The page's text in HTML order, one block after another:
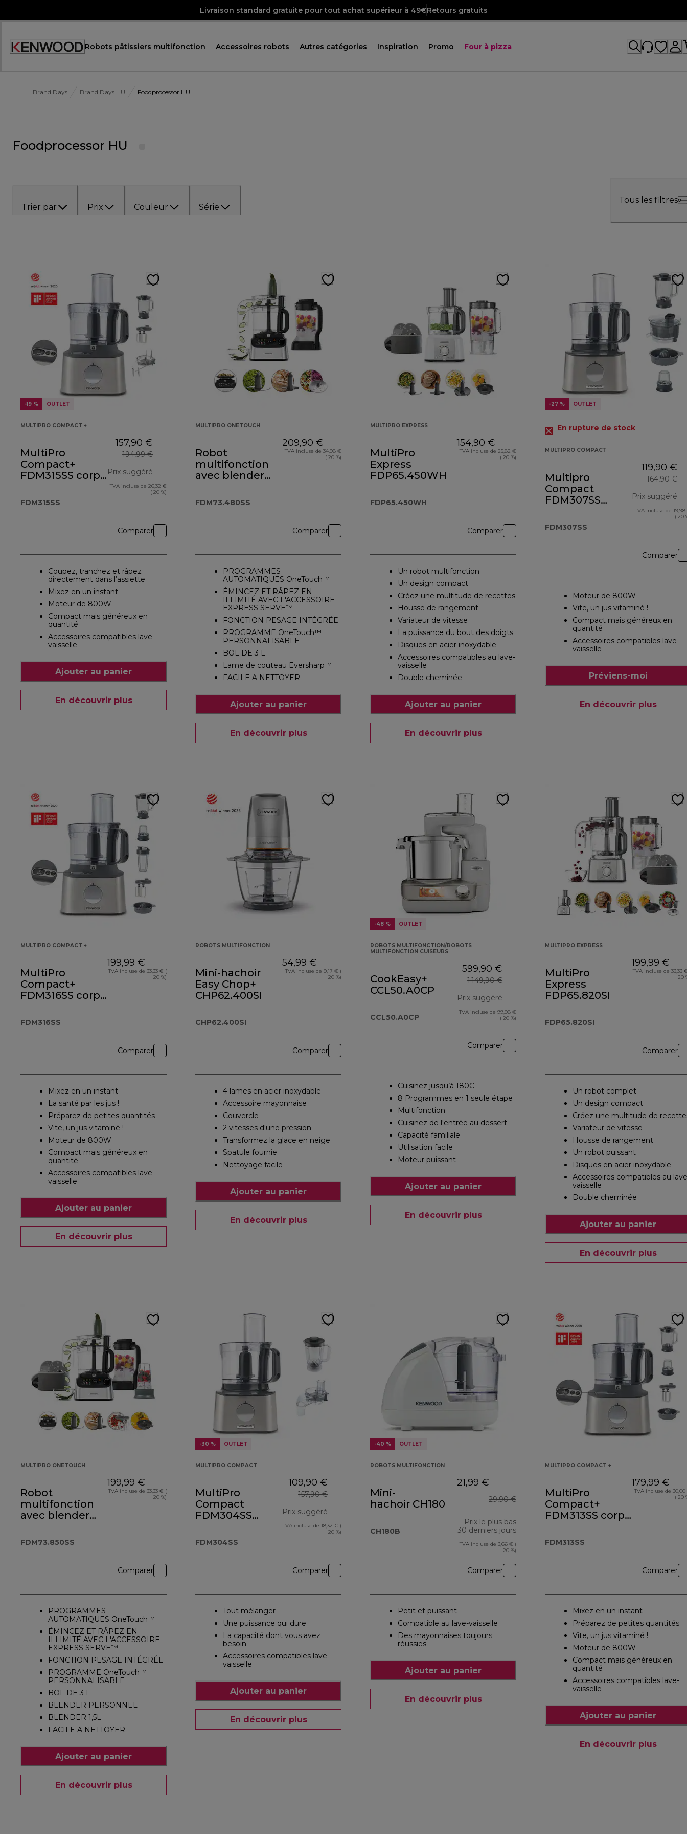
Livraison standard gratuite pour tout achat supérieur à 49€Retours gratuits
Robots pâtissiers multifonction Accessoires robots Autres catégories Inspiration Promo Four à pizza
Brand Days Brand Days HU Foodprocessor HU
Foodprocessor HU
Trier par Prix Couleur Série
Tous les filtres
-19 % OUTLET
MULTIPRO COMPACT +
MultiPro
Compact+
FDM315SS corps
FDM315SS
157,90 €
194,99 €
Prix suggéré
prix original 194,99 €
TVA incluse de 26,32 €
( 20 %)
Comparer
Coupez, tranchez et râpez
directement dans l’assiette
Mixez en un instant
Moteur de 800W
Compact mais généreux en
quantité
Accessoires compatibles lave-
vaisselle
Ajouter au panier
En découvrir plus
MULTIPRO ONETOUCH
Robot
multifonction
avec blender
OneTouch
FDM73.480SS
FDM73.480SS
209,90 €
TVA incluse de 34,98 €
( 20 %)
Comparer
PROGRAMMES
AUTOMATIQUES OneTouch™
ÉMINCEZ ET RÂPEZ EN
ILLIMITÉ AVEC L'ACCESSOIRE
EXPRESS SERVE™
FONCTION PESAGE INTÉGRÉE
PROGRAMME OneTouch™
PERSONNALISABLE
BOL DE 3 L
Lame de couteau Eversharp™
FACILE A NETTOYER
Ajouter au panier
En découvrir plus
MULTIPRO EXPRESS
MultiPro
Express
FDP65.450WH
FDP65.450WH
154,90 €
TVA incluse de 25,82 €
( 20 %)
Comparer
Un robot multifonction
Un design compact
Créez une multitude de recettes
Housse de rangement
Variateur de vitesse
La puissance du bout des doigts
Disques en acier inoxydable
Accessoires compatibles au lave-
vaisselle
Double cheminée
Ajouter au panier
En découvrir plus
-27 % OUTLET
En rupture de stock
MULTIPRO COMPACT
Multipro
Compact
FDM307SS
FDM307SS
119,90 €
164,90 €
Prix suggéré
TVA incluse de
( 20
Comparer
Moteur de 800W
Vite, un jus vitaminé !
Compact mais généreux en
quantité
Accessoires compatibles lave-
vaisselle
Préviens-moi
En découvrir plus
MULTIPRO COMPACT +
MultiPro
Compact+
FDM316SS corps
FDM316SS
199,99 €
TVA incluse de 33,33 € (
20 %)
Comparer
Mixez en un instant
La santé par les jus !
Préparez de petites quantités
Vite, un jus vitaminé !
Moteur de 800W
Compact mais généreux en
quantité
Accessoires compatibles lave-
vaisselle
Ajouter au panier
En découvrir plus
ROBOTS MULTIFONCTION
Mini-hachoir
Easy Chop+
CHP62.400SI
CHP62.400SI
54,99 €
TVA incluse de 9,17 € (
20 %)
Comparer
4 lames en acier inoxydable
Accessoire mayonnaise
Couvercle
2 vitesses d'une pression
Transformez la glace en neige
Spatule fournie
Nettoyage facile
Ajouter au panier
En découvrir plus
-48 % OUTLET
ROBOTS MULTIFONCTION/ROBOTS
MULTIFONCTION CUISEURS
CookEasy+
CCL50.A0CP
CCL50.A0CP
599,90 €
1 149,90 €
Prix suggéré
prix original 1 149,90 €
TVA incluse de 99,98 €
( 20 %)
Comparer
Cuisinez jusqu’à 180C
8 Programmes en 1 seule étape
Multifonction
Cuisinez de l'entrée au dessert
Capacité familiale
Utilisation facile
Moteur puissant
Ajouter au panier
En découvrir plus
MULTIPRO EXPRESS
MultiPro
Express
FDP65.820SI
FDP65.820SI
199,99 €
TVA incluse de 33,33
20
Comparer
Un robot complet
Un design compact
Créez une multitude de
Variateur de vitesse
Housse de rangement
Un robot puissant
Disques en acier inoxydable
Accessoires compatibles au
vaisselle
Double cheminée
Ajouter au panier
En découvrir plus
MULTIPRO ONETOUCH
Robot
multifonction
avec blender
OneTouch
FDM73.850SS
FDM73.850SS
199,99 €
TVA incluse de 33,33 € (
20 %)
Comparer
PROGRAMMES
AUTOMATIQUES OneTouch™
ÉMINCEZ ET RÂPEZ EN
ILLIMITÉ AVEC L'ACCESSOIRE
EXPRESS SERVE™
FONCTION PESAGE INTÉGRÉE
PROGRAMME OneTouch™
PERSONNALISABLE
BOL DE 3 L
BLENDER PERSONNEL
BLENDER 1,5L
FACILE A NETTOYER
Ajouter au panier
En découvrir plus
-30 % OUTLET
MULTIPRO COMPACT
MultiPro
Compact
FDM304SS
FDM304SS
109,90 €
157,90 €
Prix suggéré
prix original 157,90 €
TVA incluse de 18,32 € (
20 %)
Comparer
Tout mélanger
Une puissance qui dure
La capacité dont vous avez
besoin
Accessoires compatibles lave-
vaisselle
Ajouter au panier
En découvrir plus
-40 % OUTLET
ROBOTS MULTIFONCTION
Mini-
hachoir CH180
CH180B
21,99 €
29,90 €
Prix le plus bas
30 derniers jours
TVA incluse de 3,66 € (
20 %)
Comparer
Petit et puissant
Compatible au lave-vaisselle
Des mayonnaises toujours
réussies
Ajouter au panier
En découvrir plus
MULTIPRO COMPACT +
MultiPro
Compact+
FDM313SS corps
FDM313SS
179,99 €
TVA incluse de
( 20
Comparer
Mixez en un instant
Préparez de petites quantités
Vite, un jus vitaminé !
Moteur de 800W
Compact mais généreux en
quantité
Accessoires compatibles lave-
vaisselle
Ajouter au panier
En découvrir plus